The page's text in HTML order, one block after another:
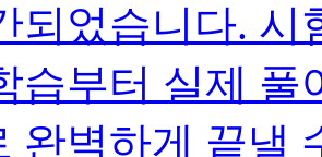
되었습니다. 시
습부터 실제 풀
완벽하게 끝낼